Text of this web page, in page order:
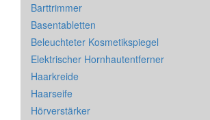
Barttrimmer
Basentabletten
Beleuchteter Kosmetikspiegel
Elektrischer Hornhautentferner
Haarkreide
Haarseife
Hörverstärker